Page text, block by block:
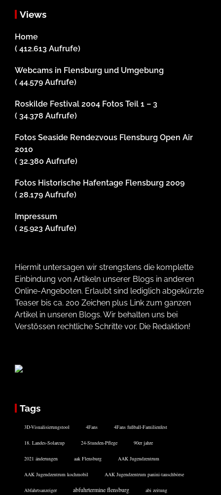
Views
Home
( 412.613 Aufrufe)
Webcams in Flensburg und Umgebung
( 44.579 Aufrufe)
Roskilde Festival 2004 Fotos Teil 1 – 3
( 34.378 Aufrufe)
Fotos Seaside Rendezvous Flensburg Open Air
2010
( 32.380 Aufrufe)
Fotos Historische Hafentage Flensburg 2009
( 28.179 Aufrufe)
Impressum
( 25.923 Aufrufe)
Hiermit untersagen wir strengstens die komplette
Einbindung von Artikeln unserer Blogs in anderen
Online-Angeboten. Erlaubt sind lediglich abgekürzte
Teaser bis ca. 200 Zeichen plus Link zum ganzen
Artikel in unseren Blogs. Wir behalten uns bei
Verstössen rechtliche Schritte vor. Die Redaktion!
Tags
3D-Visualisierungstool 4Fans 4Fans fußball-Familienfest
18. Landes-Solarcup 24-Stunden-Pflege 90er jahre
2021 änderungen aak Flensburg AAK Jugendzentrum
AAK Jugendzentrum kochmobil AAK Jugendzentrum panini-tauschbörse
Abfahrtsanzeiger abfuhrtermine flensburg abi zeitung